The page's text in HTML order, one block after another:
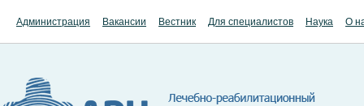
Администрация Вакансии Вестник Для специалистов Наука О